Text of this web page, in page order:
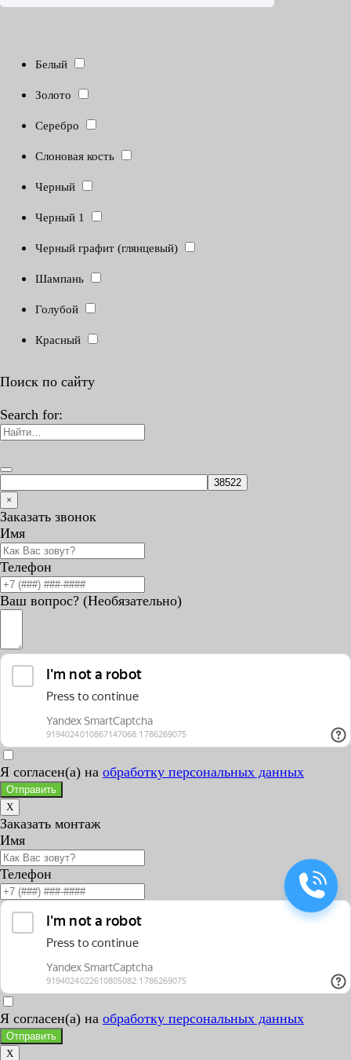
Белый
Золото
Серебро
Слоновая кость
Черный
Черный 1
Черный графит (глянцевый)
Шампань
Голубой
Красный
Поиск по сайту
Search for:
×
Заказать звонок
Имя
Телефон
Ваш вопрос? (Необязательно)
Я согласен(а) на обработку персональных данных
Отправить
X
Заказать монтаж
Имя
Телефон
Я согласен(а) на обработку персональных данных
Отправить
X